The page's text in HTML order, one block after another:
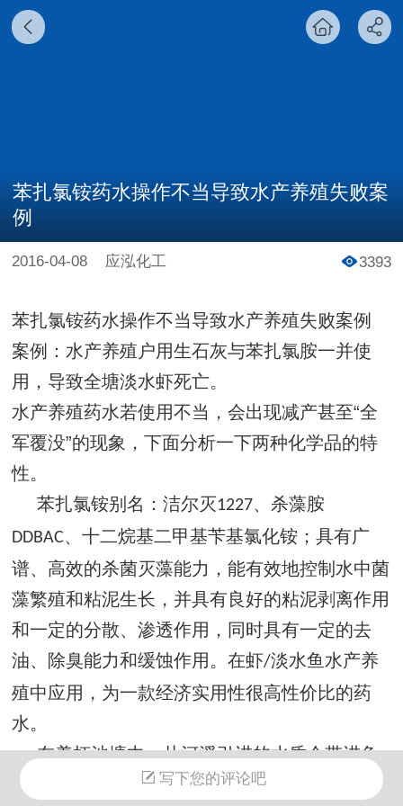
苯扎氯铵药水操作不当导致水产养殖失败案
例
2016-04-08 应泓化工 3393
苯扎氯铵药水操作不当导致水产养殖失败案例
案例：水产养殖户用生石灰与苯扎氯胺一并使
用，导致全塘淡水虾死亡。
水产养殖药水若使用不当，会出现减产甚至“全
军覆没”的现象，下面分析一下两种化学品的特
性。
苯扎氯铵别名：洁尔灭1227、杀藻胺
DDBAC、十二烷基二甲基苄基氯化铵；具有广
谱、高效的杀菌灭藻能力，能有效地控制水中菌
藻繁殖和粘泥生长，并具有良好的粘泥剥离作用
和一定的分散、渗透作用，同时具有一定的去
油、除臭能力和缓蚀作用。在虾/淡水鱼水产养
殖中应用，为一款经济实用性很高性价比的药
水。
在养虾池塘中，从河溪引进的水质会带进鱼
类、甲壳类、各种原生物、有害细菌及病毒。鱼
写下您的评论吧